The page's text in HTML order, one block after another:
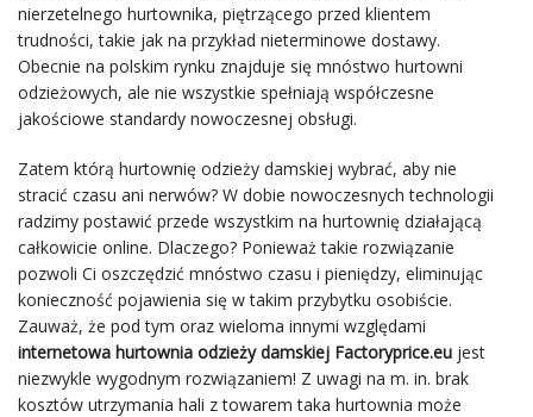
nierzetelnego hurtownika, piętrzącego przed klientem
trudności, takie jak na przykład nieterminowe dostawy.
Obecnie na polskim rynku znajduje się mnóstwo hurtowni
odzieżowych, ale nie wszystkie spełniają współczesne
jakościowe standardy nowoczesnej obsługi.
Zatem którą hurtownię odzieży damskiej wybrać, aby nie
stracić czasu ani nerwów? W dobie nowoczesnych technologii
radzimy postawić przede wszystkim na hurtownię działającą
całkowicie online. Dlaczego? Ponieważ takie rozwiązanie
pozwoli Ci oszczędzić mnóstwo czasu i pieniędzy, eliminując
konieczność pojawienia się w takim przybytku osobiście.
Zauważ, że pod tym oraz wieloma innymi względami
internetowa hurtownia odzieży damskiej Factoryprice.eu jest
niezwykle wygodnym rozwiązaniem! Z uwagi na m. in. brak
kosztów utrzymania hali z towarem taka hurtownia może